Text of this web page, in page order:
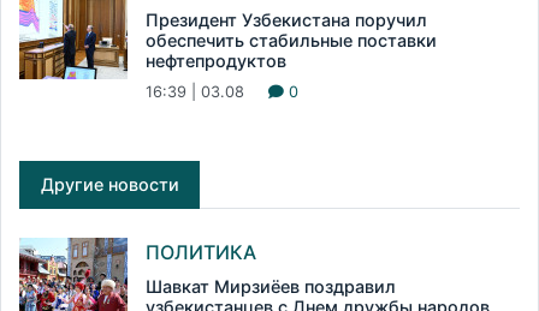
Президент Узбекистана поручил
обеспечить стабильные поставки
нефтепродуктов
16:39 | 03.08 0
Другие новости
ПОЛИТИКА
Шавкат Мирзиёев поздравил
узбекистанцев с Днем дружбы народов